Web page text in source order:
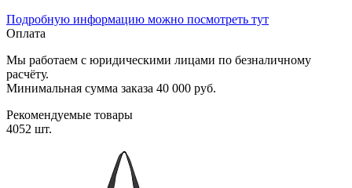
Подробную информацию можно посмотреть тут
Оплата
Мы работаем с юридическими лицами по безналичному
расчёту.
Минимальная сумма заказа 40 000 руб.
Рекомендуемые товары
4052 шт.